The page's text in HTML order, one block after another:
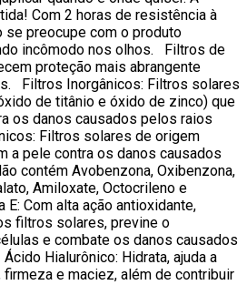
Com 2 horas de resistência à
se preocupe com o produto
incômodo nos olhos. Filtros de
proteção mais abrangente
Filtros Inorgânicos: Filtros solares
de titânio e óxido de zinco) que
os danos causados pelos raios
Filtros solares de origem
a pele contra os danos causados
contém Avobenzona, Oxibenzona,
Amiloxate, Octocrileno e
Com alta ação antioxidante,
filtros solares, previne o
e combate os danos causados
Hialurônico: Hidrata, ajuda a
e maciez, além de contribuir